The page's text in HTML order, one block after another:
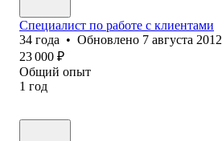
Специалист по работе с клиентами
34 года • Обновлено 7 августа 2012
23 000 ₽
Общий опыт
1 год